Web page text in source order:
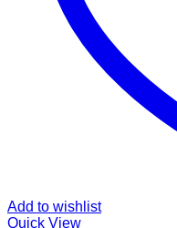
Add to wishlist
Quick View